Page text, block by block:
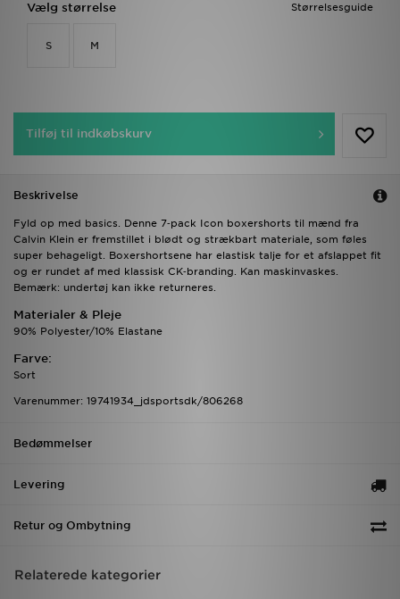
Størrelsesguide
Vælg størrelse
S M
Tilføj til indkøbskurv
Beskrivelse
Fyld op med basics. Denne 7‑pack Icon boxershorts til mænd fra
Calvin Klein er fremstillet i blødt og strækbart materiale, som føles
super behageligt. Boxershortsene har elastisk talje for et afslappet fit
og er rundet af med klassisk CK‑branding. Kan maskinvaskes.
Bemærk: undertøj kan ikke returneres.
Materialer & Pleje
90% Polyester/10% Elastane
Farve:
Sort
Varenummer: 19741934_jdsportsdk/806268
Bedømmelser
Levering
Retur og Ombytning
Relaterede kategorier